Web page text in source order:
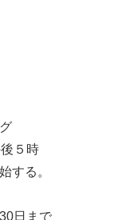
５時
する。
日まで